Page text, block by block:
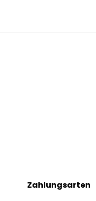
Zahlungsarten